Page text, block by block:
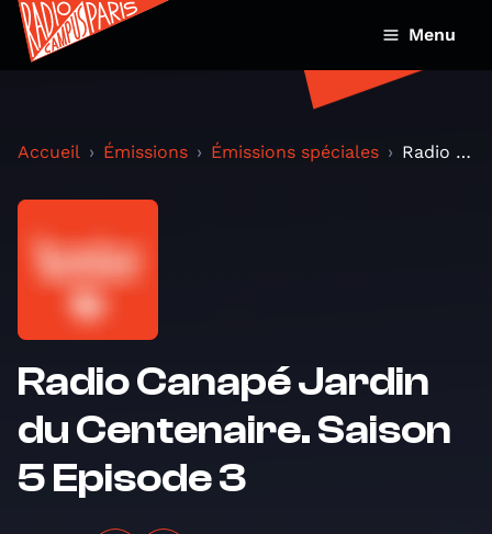
Menu
Accueil Émissions Émissions spéciales Radio Canapé Jardin du Centenaire. Saison 5 Episod...
Radio Canapé Jardin
du Centenaire. Saison
5 Episode 3